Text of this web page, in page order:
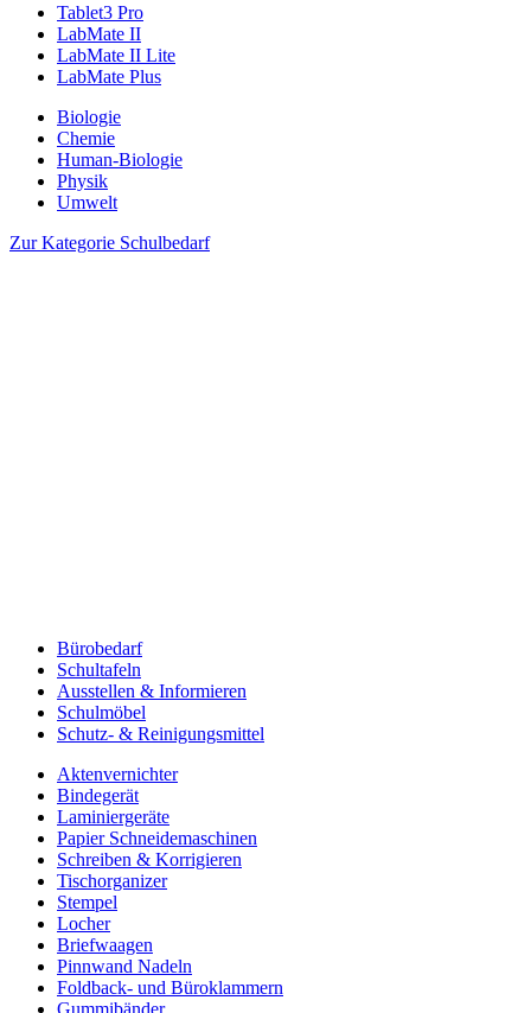
Tablet3 Pro
LabMate II
LabMate II Lite
LabMate Plus
Biologie
Chemie
Human-Biologie
Physik
Umwelt
Zur Kategorie Schulbedarf
Bürobedarf
Schultafeln
Ausstellen & Informieren
Schulmöbel
Schutz- & Reinigungsmittel
Aktenvernichter
Bindegerät
Laminiergeräte
Papier Schneidemaschinen
Schreiben & Korrigieren
Tischorganizer
Stempel
Locher
Briefwaagen
Pinnwand Nadeln
Foldback- und Büroklammern
Gummibänder